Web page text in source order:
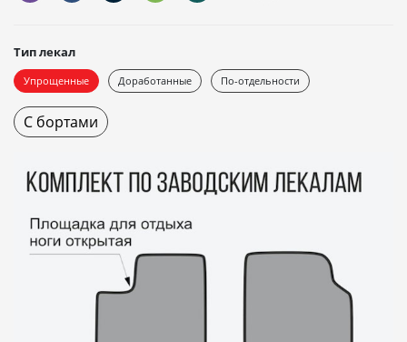
Тип лекал
Упрощенные Доработанные По-отдельности
С бортами